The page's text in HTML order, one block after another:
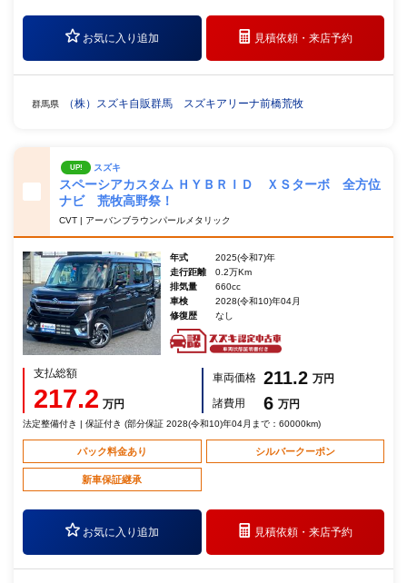
お気に入り追加 見積依頼・来店予約
群馬県 （株）スズキ自販群馬 スズキアリーナ前橋荒牧
UP! スズキ
スペーシアカスタム ＨＹＢＲＩＤ ＸＳターボ 全方位
ナビ 荒牧高野祭！
CVT | アーバンブラウンパールメタリック
年式
2025(令和7)年
走行距離
0.2万Km
排気量
660cc
車検
2028(令和10)年04月
修復歴
なし
支払総額
217.2 万円
車両価格 211.2 万円
諸費用
6 万円
法定整備付き | 保証付き (部分保証 2028(令和10)年04月まで：60000km)
パック料金あり シルバークーポン
新車保証継承
お気に入り追加 見積依頼・来店予約